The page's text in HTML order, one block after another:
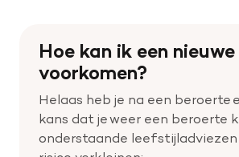
Hoe kan ik een
voorkomen?
Helaas heb je na een beroerte
kans dat je weer een beroerte
onderstaande leefstijladviezen